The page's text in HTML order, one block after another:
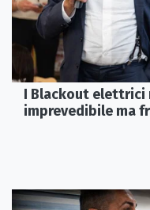
I Blackout elettrici
imprevedibile ma